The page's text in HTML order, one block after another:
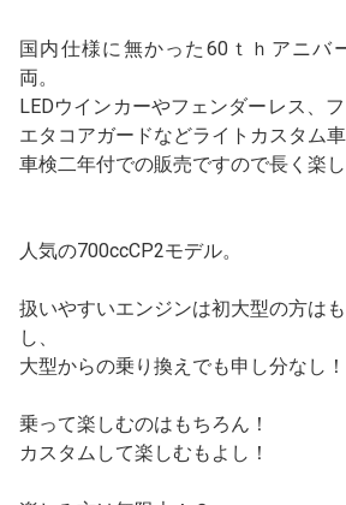
国内仕様に無かった60ｔｈアニバ
両。
LEDウインカーやフェンダーレス、
エタコアガードなどライトカスタム車
車検二年付での販売ですので長く楽
人気の700ccCP2モデル。
扱いやすいエンジンは初大型の方は
し、
大型からの乗り換えでも申し分なし！
乗って楽しむのはもちろん！
カスタムして楽しむもよし！